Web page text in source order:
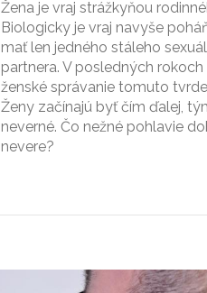
Žena je vraj strážkyňou
Biologicky je vraj navyše
mať len jedného stáleho
partnera. V posledných
ženské správanie tomuto
Ženy začínajú byť čím ďalej,
neverné. Čo nežné pohlavie
nevere?